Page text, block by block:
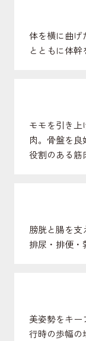
体を横に曲げ
とともに体幹
モモを引き上
肉。骨盤を
役割のある筋
膀胱と腸を支
排尿・排便・
美姿勢をキ
行時の歩幅の